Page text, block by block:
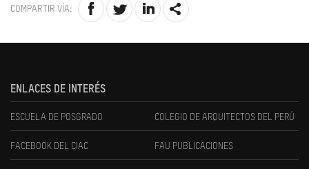
COMPARTIR VÍA:
ENLACES DE INTERÉS
ESCUELA DE POSGRADO COLEGIO DE ARQUITECTOS DEL PERÚ
FACEBOOK DEL CIAC FAU PUBLICACIONES